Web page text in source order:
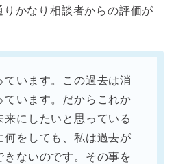
かなり相談者からの評価が
ています。この過去は消
ています。だからこれか
来にしたいと思っている
何をしても、私は過去が
きないのです。その事を